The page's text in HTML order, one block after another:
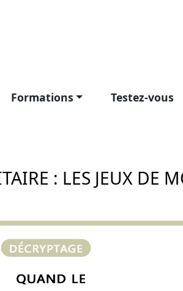
Formations Testez-vous
: LES JEUX DE